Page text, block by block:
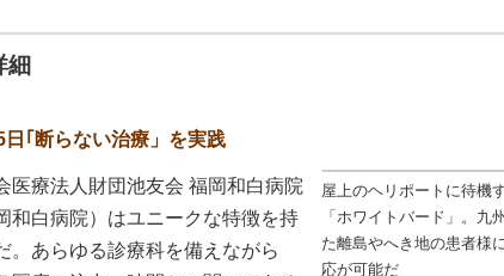
細
日｢断らない治療」を実践
屋上のヘリポートに待機
「ホワイトバード」。九
た離島やへき地の患者様
応が可能だ
医療法人財団池友会 福岡和白病院
和白病院）はユニークな特徴を持
。あらゆる診療科を備えながら